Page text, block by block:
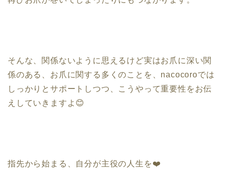
そんな、関係ないように思えるけど実はお爪に深い関
係のある、お爪に関する多くのことを、nacocoroでは
しっかりとサポートしつつ、こうやって重要性をお伝
えしていきますよ😊
指先から始まる、自分が主役の人生を❤️